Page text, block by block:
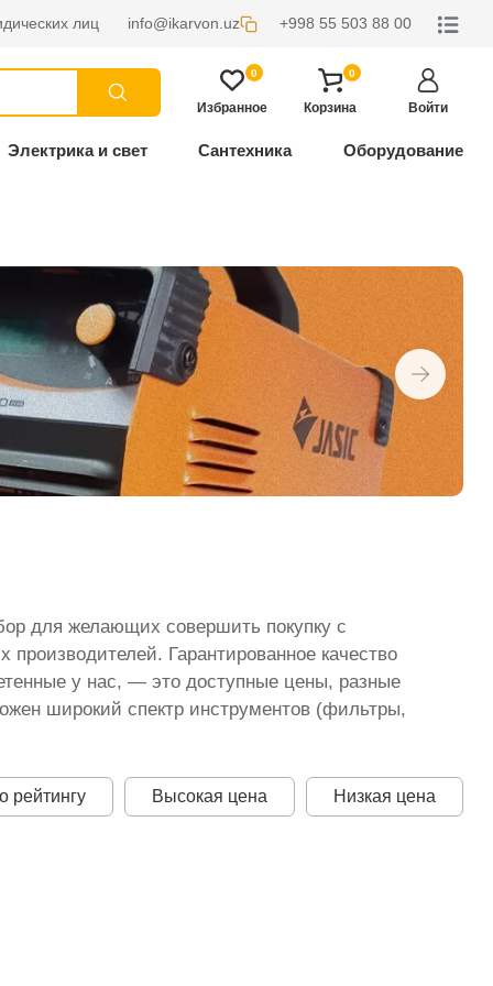
лиц info@ikarvon.uz +998 55 503 88 00
0
Избранное
0
Корзина Войти
Электрика и свет Сантехника Оборудование
для желающих совершить покупку с
Гарантированное качество
у нас, — это доступные цены, разные
широкий спектр инструментов (фильтры,
рейтингу Высокая цена Низкая цена